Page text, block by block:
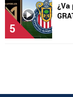
5
¿Va